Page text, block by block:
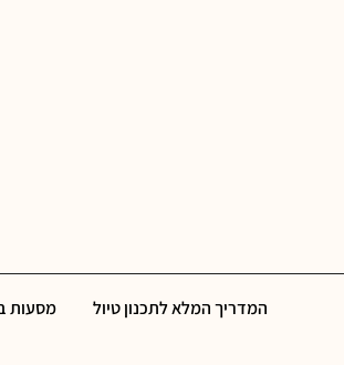
המדריך המלא לתכנון טיול מסעות